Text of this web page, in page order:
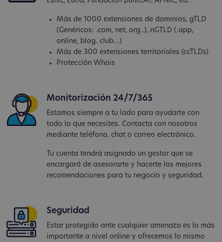
Más de 1000 extensiones de dominios, gTLD
(Genéricos: .com, net, org..), nGTLD (.app,
online, blog. club...)
Más de 300 extensiones territoriales (ccTLDs)
Protección Whois
Monitorización 24/7/365
Estamos siempre a tu lado para ayudarte con
todo lo que necesites. Contacta con nosotros
mediante teléfono, chat o correo electrónico.
Tu cuenta tendrá asignado un gestor que se
encargará de asesorarte y hacerte las mejores
recomendaciones para tu negocio y seguridad.
Seguridad
Estar protegido ante cualquier amenaza es lo más
importante a nivel online y ofrecemos lo mismo